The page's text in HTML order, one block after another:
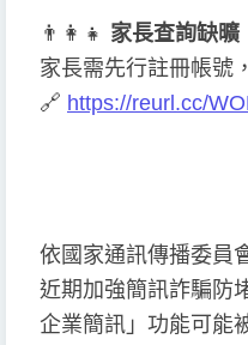
👨 👩 👧 家長查詢缺曠
家長需先行註冊帳號
🔗 https://reurl.cc/
依國家通訊傳播委員
近期加強簡訊詐騙防
企業簡訊」功能可能